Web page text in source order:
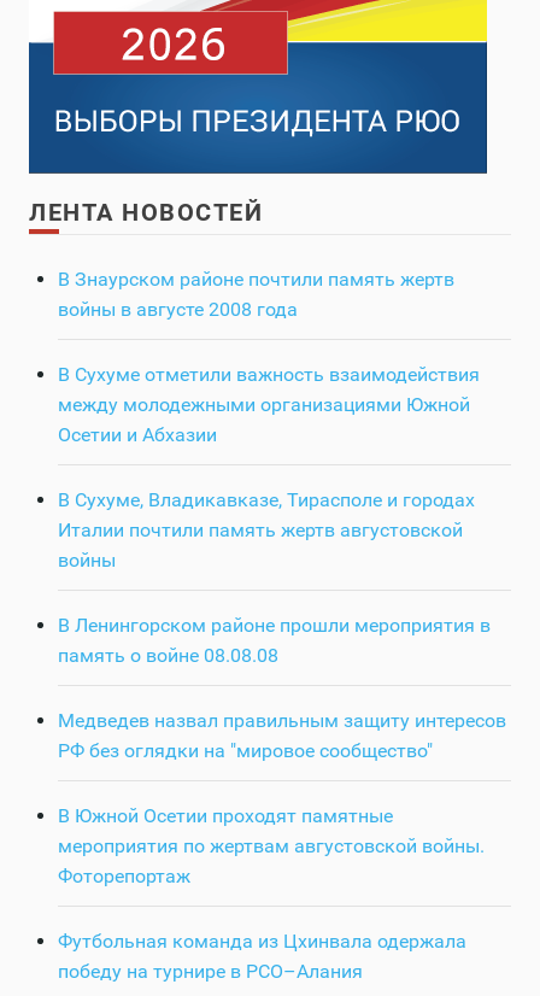
ЛЕНТА НОВОСТЕЙ
В Знаурском районе почтили память жертв
войны в августе 2008 года
В Сухуме отметили важность взаимодействия
между молодежными организациями Южной
Осетии и Абхазии
В Сухуме, Владикавказе, Тирасполе и городах
Италии почтили память жертв августовской
войны
В Ленингорском районе прошли мероприятия в
память о войне 08.08.08
Медведев назвал правильным защиту интересов
РФ без оглядки на "мировое сообщество"
В Южной Осетии проходят памятные
мероприятия по жертвам августовской войны.
Фоторепортаж
Футбольная команда из Цхинвала одержала
победу на турнире в РСО–Алания